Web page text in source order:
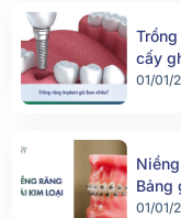
cấy
01/01/
Bảng
01/01/